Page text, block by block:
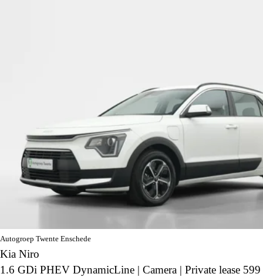
Autogroep Twente Enschede
Kia Niro
1.6 GDi PHEV DynamicLine | Camera | Private lease 599